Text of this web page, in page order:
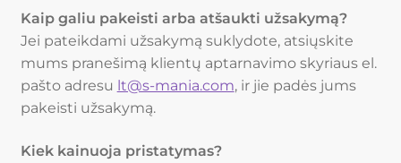
Kaip galiu pakeisti arba atšaukti užsakymą?
Jei pateikdami užsakymą suklydote, atsiųskite
mums pranešimą klientų aptarnavimo skyriaus el.
pašto adresu lt@s-mania.com, ir jie padės jums
pakeisti užsakymą.
Kiek kainuoja pristatymas?